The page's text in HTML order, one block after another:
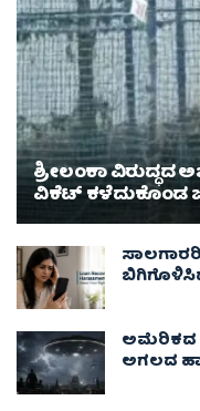
ಶ್ರೀಲಂಕಾ ವಿರುದ್ಧದ
ವಿಕೆಟ್ ಕಳೆದುಕೊಂಡ
ಅಮೆರಿಕದ
ಅಗಲದ